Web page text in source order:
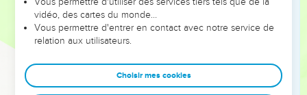
Maarath, Beth-Anoth et Elthekon, soit 6 villes avec leurs
villages.
Kirjath-Baal, c’est-à-dire Kirjath-Jearim, et Rabba, soit 2
villes avec leurs villages.
Dans le désert : Beth-Araba, Middin, Secaca,
vidéo, des cartes du monde…
Vous permettre d'entrer en contact avec notre service de
relation aux utilisateurs.
Choisir mes cookies